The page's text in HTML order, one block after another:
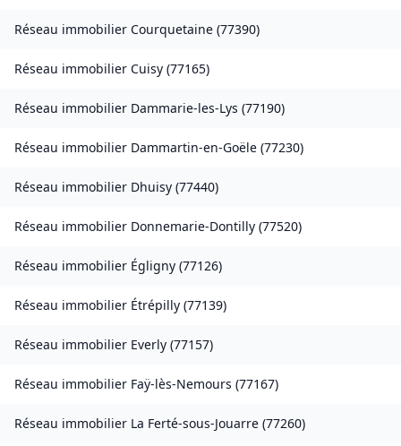
Réseau immobilier Courquetaine (77390)
Réseau immobilier Cuisy (77165)
Réseau immobilier Dammarie-les-Lys (77190)
Réseau immobilier Dammartin-en-Goële (77230)
Réseau immobilier Dhuisy (77440)
Réseau immobilier Donnemarie-Dontilly (77520)
Réseau immobilier Égligny (77126)
Réseau immobilier Étrépilly (77139)
Réseau immobilier Everly (77157)
Réseau immobilier Faÿ-lès-Nemours (77167)
Réseau immobilier La Ferté-sous-Jouarre (77260)